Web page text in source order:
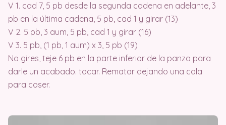
V 1. cad 7, 5 pb desde la segunda cadena en adelante, 3
pb en la última cadena, 5 pb, cad 1 y girar (13)
V 2. 5 pb, 3 aum, 5 pb, cad 1 y girar (16)
V 3. 5 pb, (1 pb, 1 aum) x 3, 5 pb (19)
No gires, teje 6 pb en la parte inferior de la panza para
darle un acabado. tocar. Rematar dejando una cola
para coser.